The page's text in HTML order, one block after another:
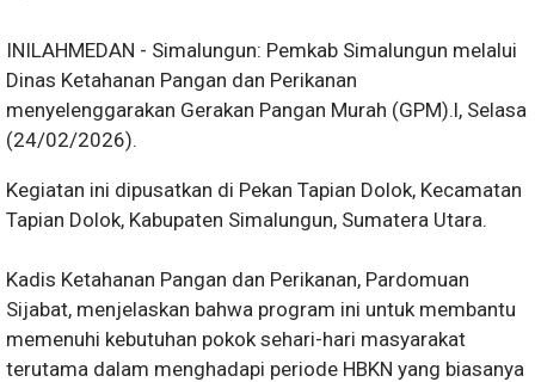
INILAHMEDAN - Simalungun: Pemkab Simalungun melalui
Dinas Ketahanan Pangan dan Perikanan
menyelenggarakan Gerakan Pangan Murah (GPM).l, Selasa
(24/02/2026).
Kegiatan ini dipusatkan di Pekan Tapian Dolok, Kecamatan
Tapian Dolok, Kabupaten Simalungun, Sumatera Utara.
Kadis Ketahanan Pangan dan Perikanan, Pardomuan
Sijabat, menjelaskan bahwa program ini untuk membantu
memenuhi kebutuhan pokok sehari-hari masyarakat
terutama dalam menghadapi periode HBKN yang biasanya